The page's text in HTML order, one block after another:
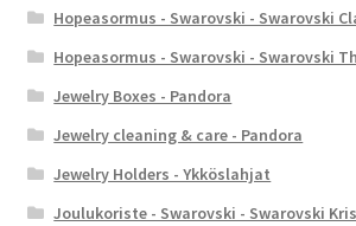
Hopeasormus - Swarovski - Swarovski
Hopeasormus - Swarovski - Swarovski
Jewelry Boxes - Pandora
Jewelry cleaning & care - Pandora
Jewelry Holders - Ykköslahjat
Joulukoriste - Swarovski - Swarovski